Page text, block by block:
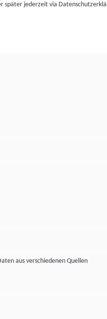
später jederzeit via
aus verschiedenen Quellen